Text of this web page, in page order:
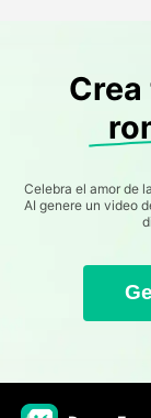
Celebra el amor de
AI genere un video